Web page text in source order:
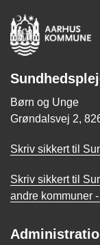
Børn og Unge
Grøndalsvej 2,
Skriv sikkert til
Skriv sikkert til
andre kommuner